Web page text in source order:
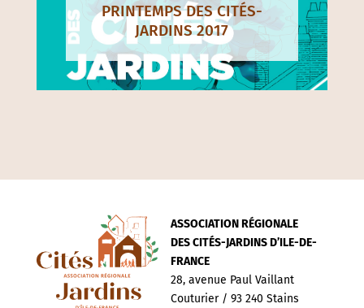
PRINTEMPS DES CITÉS-
JARDINS 2017
ASSOCIATION RÉGIONALE
DES CITÉS-JARDINS D’ILE-DE-
FRANCE
28, avenue Paul Vaillant
Couturier / 93 240 Stains